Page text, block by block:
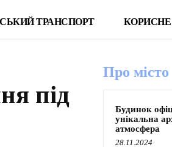
ТРАНСПОРТ КОРИСНЕ
під
Про місто
Будинок
унікальна
атмосфера
28.11.2024